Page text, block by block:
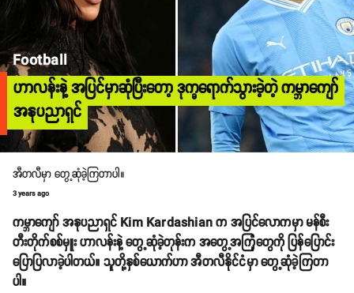
Football
ဟာလန်းနဲ့ အပြင်မှာဆုံပြီးတော့ ဒုက္ခရောက်သွားခဲ့တဲ့ ကမ္ဘာကျော်
အနုပညာရှင်
အီတလီမှာ တွေ့ဆုံခဲ့ကြတာပါ။
3 years ago
ကမ္ဘာကျော် အနုပညာရှင် Kim Kardashian က အပြင်လောကမှာ မန်စီး
တီးတိုက်စစ်မှူး ဟာလန်းနဲ့ တွေ့ဆုံခဲ့တုန်းက အတွေ့အကြုံတွေကို ပြန်ပြောင်း
ပြောပြလာခဲ့ပါတယ်။ သူတို့နှစ်ယောက်ဟာ အီတလီနိုင်ငံမှာ တွေ့ဆုံခဲ့ကြတာ
ပါ။